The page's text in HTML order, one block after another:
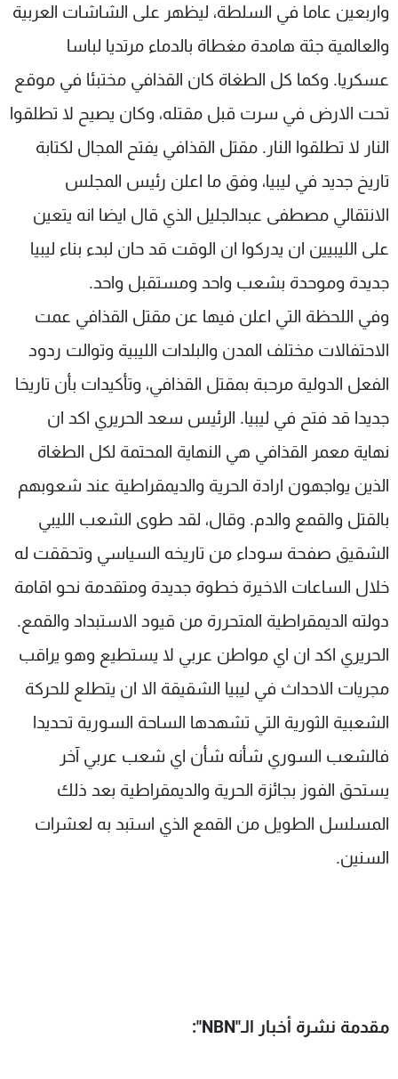
واربعين عاما في السلطة، ليظهر على الشاشات العربية
والعالمية جثة هامدة مغطاة بالدماء مرتديا لباسا
عسكريا. وكما كل الطغاة كان القذافي مختبئا في موقع
تحت الارض في سرت قبل مقتله، وكان يصيح لا تطلقوا
النار لا تطلقوا النار. مقتل القذافي يفتح المجال لكتابة
تاريخ جديد في ليبيا، وفق ما اعلن رئيس المجلس
الانتقالي مصطفى عبدالجليل الذي قال ايضا انه يتعين
على الليبيين ان يدركوا ان الوقت قد حان لبدء بناء ليبيا
جديدة وموحدة بشعب واحد ومستقبل واحد.
وفي اللحظة التي اعلن فيها عن مقتل القذافي عمت
الاحتفالات مختلف المدن والبلدات الليبية وتوالت ردود
الفعل الدولية مرحبة بمقتل القذافي، وتأكيدات بأن تاريخا
جديدا قد فتح في ليبيا. الرئيس سعد الحريري اكد ان
نهاية معمر القذافي هي النهاية المحتمة لكل الطغاة
الذين يواجهون ارادة الحرية والديمقراطية عند شعوبهم
بالقتل والقمع والدم. وقال، لقد طوى الشعب الليبي
الشقيق صفحة سوداء من تاريخه السياسي وتحققت له
خلال الساعات الاخيرة خطوة جديدة ومتقدمة نحو اقامة
دولته الديمقراطية المتحررة من قيود الاستبداد والقمع.
الحريري اكد ان اي مواطن عربي لا يستطيع وهو يراقب
مجريات الاحداث في ليبيا الشقيقة الا ان يتطلع للحركة
الشعبية الثورية التي تشهدها الساحة السورية تحديدا
فالشعب السوري شأنه شأن اي شعب عربي آخر
يستحق الفوز بجائزة الحرية والديمقراطية بعد ذلك
المسلسل الطويل من القمع الذي استبد به لعشرات
السنين.
مقدمة نشرة أخبار الـ"NBN
":